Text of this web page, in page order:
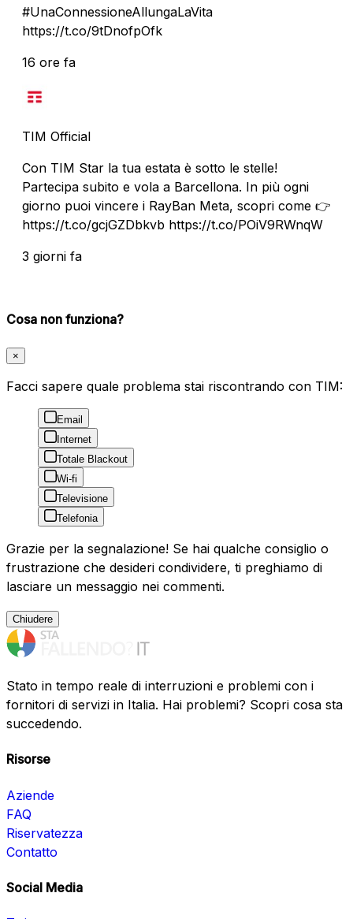
#UnaConnessioneAllungaLaVita
https://t.co/9tDnofpOfk
16 ore fa
TIM Official
Con TIM Star la tua estata è sotto le stelle!
Partecipa subito e vola a Barcellona. In più ogni
giorno puoi vincere i RayBan Meta, scopri come 👉
https://t.co/gcjGZDbkvb https://t.co/POiV9RWnqW
3 giorni fa
Cosa non funziona?
×
Facci sapere quale problema stai riscontrando con TIM:
Email
Internet
Totale Blackout
Wi-fi
Televisione
Telefonia
Grazie per la segnalazione! Se hai qualche consiglio o
frustrazione che desideri condividere, ti preghiamo di
lasciare un messaggio nei commenti.
Chiudere
Stato in tempo reale di interruzioni e problemi con i
fornitori di servizi in Italia. Hai problemi? Scopri cosa sta
succedendo.
Risorse
Aziende
FAQ
Riservatezza
Contatto
Social Media